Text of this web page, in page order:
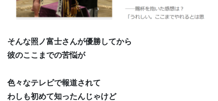
そんな照ノ富士さんが優勝してから
彼のここまでの苦悩が
色々なテレビで報道されて
わしも初めて知ったんじゃけど